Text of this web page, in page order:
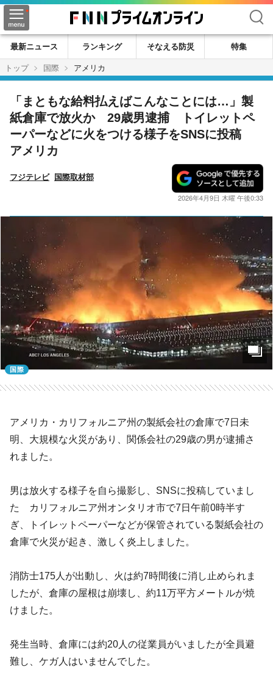
検索
最新ニュース ランキング そなえる防災
特集
トップ
国際 アメリカ
「まともな給料払えばこんなことには…」製
紙倉庫で放火か 29歳男逮捕 トイレットペ
ーパーなどに火をつける様子をSNSに投稿
アメリカ
フジテレビ 国際取材部
2026年4月9日 木曜 午後0:33
国際
アメリカ・カリフォルニア州の製紙会社の倉庫で7日未
明、大規模な火災があり、関係会社の29歳の男が逮捕さ
れました。
男は放火する様子を自ら撮影し、SNSに投稿していまし
た カリフォルニア州オンタリオ市で7日午前0時半す
ぎ、トイレットペーパーなどが保管されている製紙会社の
倉庫で火災が起き、激しく炎上しました。
消防士175人が出動し、火は約7時間後に消し止められま
したが、倉庫の屋根は崩壊し、約11万平方メートルが焼
けました。
発生当時、倉庫には約20人の従業員がいましたが全員避
難し、ケガ人はいませんでした。